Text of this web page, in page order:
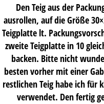
Den Teig aus der
ausrollen, auf die Größe
Teigplatte lt.
zweite Teigplatte in 10
backen. Bitte nicht
besten vorher mit einer
restlichen Teig habe ich für
verwendet. Den fertig